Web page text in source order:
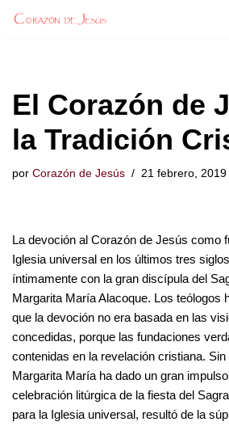
El Corazón de
la Tradición
por Corazón de Jesús 21 febrero, 2019
La devoción al Corazón de Jesús como
Iglesia universal en los últimos tres
íntimamente con la gran discípula del
Margarita María Alacoque. Los teólogos
que la devoción no era basada en las
concedidas, porque las fundaciones
contenidas en la revelación cristiana.
Margarita María ha dado un gran
celebración litúrgica de la fiesta del
para la Iglesia universal, resultó de la